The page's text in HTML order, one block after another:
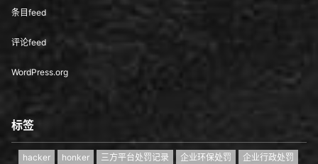
条目feed
评论feed
WordPress.org
标签
hacker honker 三方平台处罚记录 企业环保处罚
企业行政处罚